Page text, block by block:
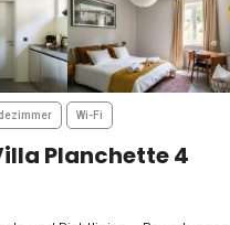
Wi-Fi
Planchette 4